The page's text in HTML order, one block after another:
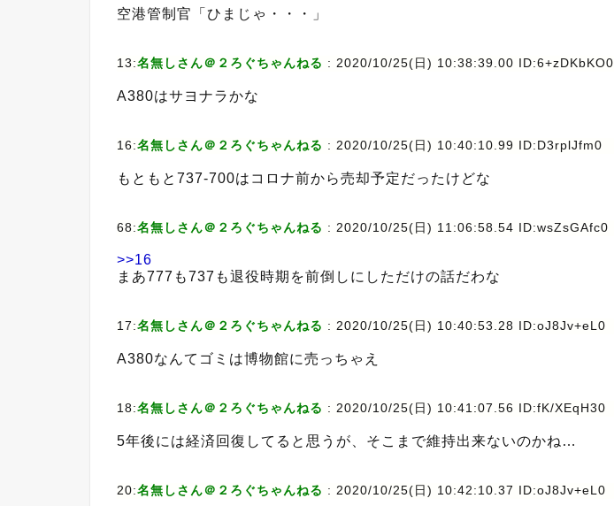
空港管制官「ひまじゃ・・・」
13:名無しさん＠２ろぐちゃんねる : 2020/10/25(日) 10:38:39.00 ID:6+zDKbKO0
A380はサヨナラかな
16:名無しさん＠２ろぐちゃんねる : 2020/10/25(日) 10:40:10.99 ID:D3rplJfm0
もともと737-700はコロナ前から売却予定だったけどな
68:名無しさん＠２ろぐちゃんねる : 2020/10/25(日) 11:06:58.54 ID:wsZsGAfc0
>>16
まあ777も737も退役時期を前倒しにしただけの話だわな
17:名無しさん＠２ろぐちゃんねる : 2020/10/25(日) 10:40:53.28 ID:oJ8Jv+eL0
A380なんてゴミは博物館に売っちゃえ
18:名無しさん＠２ろぐちゃんねる : 2020/10/25(日) 10:41:07.56 ID:fK/XEqH30
5年後には経済回復してると思うが、そこまで維持出来ないのかね…
20:名無しさん＠２ろぐちゃんねる : 2020/10/25(日) 10:42:10.37 ID:oJ8Jv+eL0